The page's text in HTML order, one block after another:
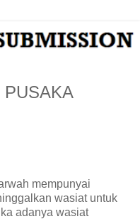
PUSAKA
mempunyai
wasiat untuk
adanya wasiat